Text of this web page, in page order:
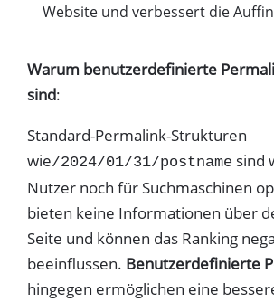
Website und verbessert die
Warum benutzerdefinierte
sind:
Standard-Permalink-Strukturen
wie/2024/01/31/postname sind
Nutzer noch für Suchmaschinen
bieten keine Informationen über
Seite und können das Ranking
beeinflussen. Benutzerdefinierte
hingegen ermöglichen eine